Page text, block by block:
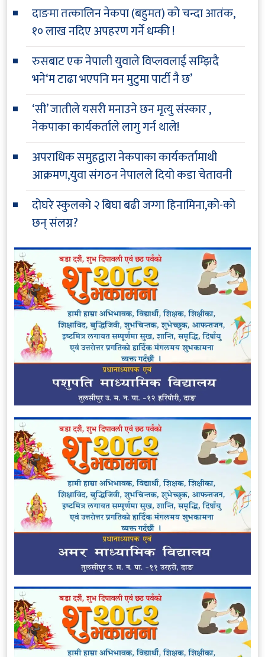
दाङमा तत्कालिन नेकपा (बहुमत) को चन्दा आतंक,
१० लाख नदिए अपहरण गर्ने धम्की !
रुसबाट एक नेपाली युवाले विप्लवलाई सम्झिदै
भने‘म टाढा भएपनि मन मुटुमा पार्टी नै छ’
‘सी’ जातीले यसरी मनाउने छन मृत्यु संस्कार ,
नेकपाका कार्यकर्ताले लागु गर्न थाले!
अपराधिक समुहद्वारा नेकपाका कार्यकर्तामाथी
आक्रमण,युवा संगठन नेपालले दियो कडा चेतावनी
दोघरे स्कुलको २ बिघा बढी जग्गा हिनामिना,को-को
छन् संलग्न?